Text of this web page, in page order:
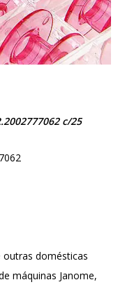
c/25
outras domésticas
máquinas Janome,